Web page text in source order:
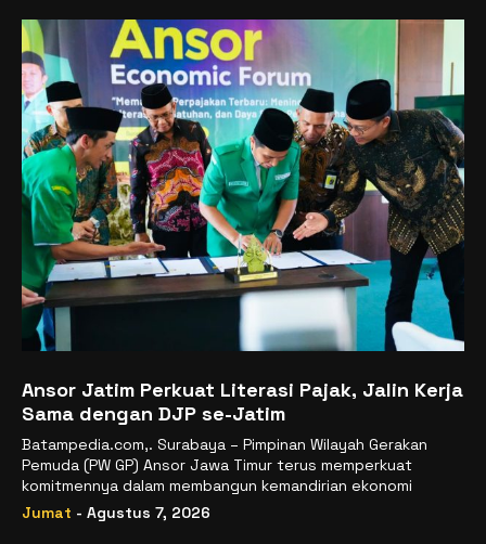
Ansor Jatim Perkuat Literasi Pajak, Jalin Kerja
Sama dengan DJP se-Jatim
Batampedia.com,. Surabaya – Pimpinan Wilayah Gerakan
Pemuda (PW GP) Ansor Jawa Timur terus memperkuat
komitmennya dalam membangun kemandirian ekonomi
Jumat - Agustus 7, 2026